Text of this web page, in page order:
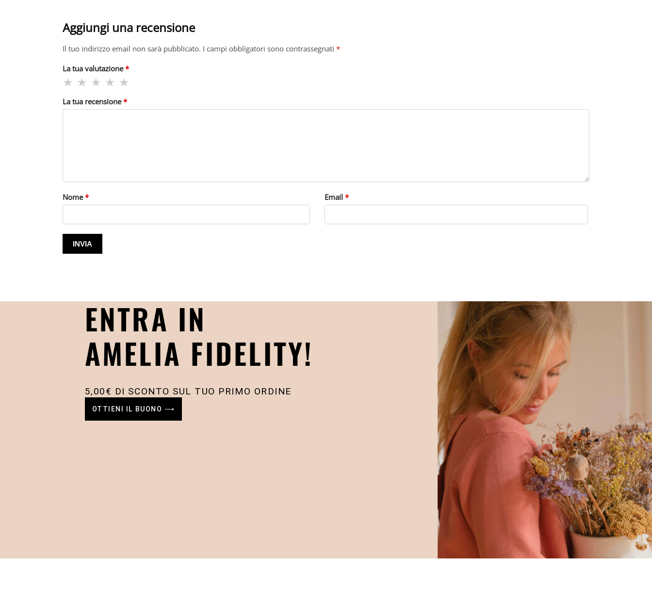
Aggiungi una recensione
Il tuo indirizzo email non sarà pubblicato. I campi obbligatori sono contrassegnati *
La tua valutazione*
La tua recensione*
Nome* Email *
ENTRA IN
AMELIA FIDELITY!
5,00€ DI SCONTO SUL TUO PRIMO ORDINE
OTTIENI IL BUONO ⟶